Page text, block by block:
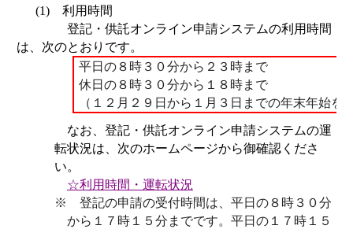
(1) 利用時間
登記・供託オンライン申請システムの利用時間
は、次のとおりです。
平日の８時３０分から２３時まで
休日の８時３０分から１８時まで
（１２月２９日から１月３日までの年末年始を
なお、登記・供託オンライン申請システムの運
転状況は、次のホームページから御確認くださ
い。
☆利用時間・運転状況
※ 登記の申請の受付時間は、平日の８時３０分
から１７時１５分までです。平日の １７時１５